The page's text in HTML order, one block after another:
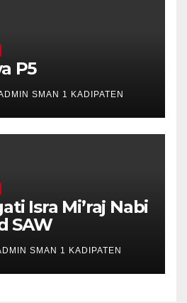
P5
SMAN 1 KADIPATEN
Isra Mi’raj Nabi
SAW
SMAN 1 KADIPATEN